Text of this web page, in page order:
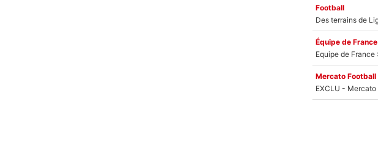
Football
Équipe de France
Mercato Football